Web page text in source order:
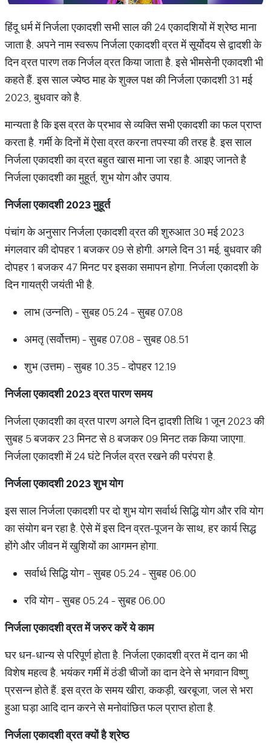
हिंदू धर्म में निर्जला एकादशी सभी साल की 24 एकादशियों में श्रेष्ठ माना
जाता है. अपने नाम स्वरूप निर्जला एकादशी व्रत में सूर्योदय से द्वादशी के
दिन व्रत पारण तक निर्जल व्रत किया जाता है. इसे भीमसेनी एकादशी भी
कहते हैं. इस साल ज्येष्ठ माह के शुक्ल पक्ष की निर्जला एकादशी 31 मई
2023, बुधवार को है.
मान्यता है कि इस व्रत के प्रभाव से व्यक्ति सभी एकादशी का फल प्राप्त
करता है. गर्मी के दिनों में ऐसा व्रत करना तपस्या की तरह है. इस साल
निर्जला एकादशी का व्रत बहुत खास माना जा रहा है. आइए जानते है
निर्जला एकादशी का मुहूर्त, शुभ योग और उपाय.
निर्जलाएकादशी2023मुहूर्त
पंचांग के अनुसार निर्जला एकादशी व्रत की शुरुआत 30 मई 2023
मंगलवार की दोपहर 1 बजकर 09 से होगी. अगले दिन 31 मई, बुधवार की
दोपहर 1 बजकर 47 मिनट पर इसका समापन होगा. निर्जला एकादशी के
दिन गायत्री जयंती भी है.
लाभ (उन्नति) - सुबह 05.24 - सुबह 07.08
अमतृ (सर्वोत्तम) - सुबह 07.08 - सुबह 08.51
शुभ (उत्तम) - सुबह 10.35 - दोपहर 12.19
निर्जलाएकादशी2023व्रतपारणसमय
निर्जला एकादशी का व्रत पारण अगले दिन द्वादशी तिथि 1 जून 2023 की
सुबह 5 बजकर 23 मिनट से 8 बजकर 09 मिनट तक किया जाएगा.
निर्जला एकादशी में 24 घंटे निर्जल व्रत रखने की परंपरा है.
निर्जलाएकादशी2023शुभयोग
इस साल निर्जला एकादशी पर दो शुभ योग सर्वार्थ सिद्धि योग और रवि योग
का संयोग बन रहा है. ऐसे में इस दिन व्रत-पूजन के साथ, हर कार्य सिद्ध
होंगे और जीवन में खुशियों का आगमन होगा.
सर्वार्थ सिद्धि योग - सुबह 05.24 - सुबह 06.00
रवि योग - सुबह 05.24 - सुबह 06.00
निर्जलाएकादशीव्रतमेंजरुरकरेंयेकाम
घर धन-धान्य से परिपूर्ण होता है. निर्जला एकादशी व्रत में दान का भी
विशेष महत्व है. भयंकर गर्मी में ठंडी चीजों का दान देने से भगवान विष्णु
प्रसन्न होते हैं. इस व्रत के समय खीरा, ककड़ी, खरबूजा, जल से भरा
हुआ घड़ा आदि दान करने से मनोवांछित फल प्राप्त होता है.
निर्जलाएकादशीव्रतक्योंहैश्रेष्ठ